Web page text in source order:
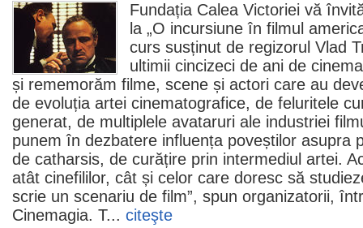
Fundația Calea Victoriei vă
la „O incursiune în filmul
curs susținut de regizorul Vlad
ultimii cincizeci de ani de cinema
și rememorăm filme, scene și actori care au
de evoluția artei cinematografice, de feluritele
generat, de multiplele avataruri ale industriei
punem în dezbatere influența poveștilor asupra
de catharsis, de curățire prin intermediul artei.
atât cinefililor, cât și celor care doresc să
scrie un scenariu de film”, spun organizatorii,
Cinemagia. T... citeşte